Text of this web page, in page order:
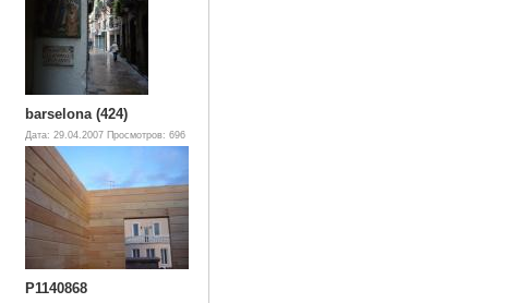
barselona (424)
Дата: 29.04.2007 Просмотров: 696
P1140868